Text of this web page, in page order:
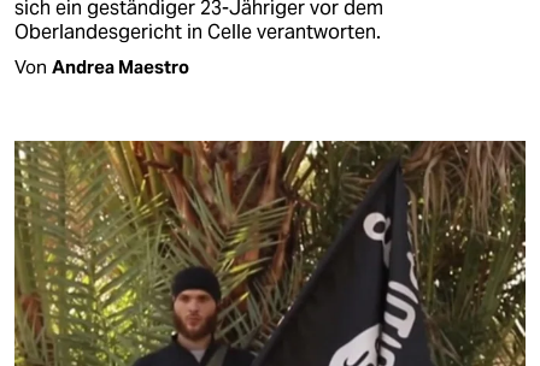
sich ein geständiger 23-Jähriger vor dem
Oberlandesgericht in Celle verantworten.
Von Andrea Maestro